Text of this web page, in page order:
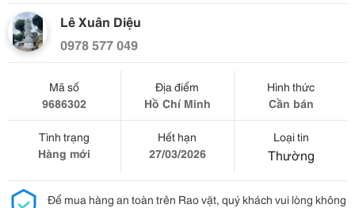
Lê Xuân Diệu
0978 577 049
Mã số
9686302
Địa điểm
Hồ Chí Minh
Hình thức
Cần bán
Tình trạng
Hàng mới
Hết hạn
27/03/2026
Loại tin
Thường
Để mua hàng an toàn trên Rao vặt, quý khách vui lòng không